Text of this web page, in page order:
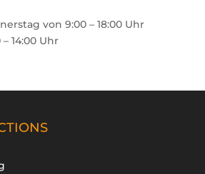
von 9:00 – 18:00 Uhr
14:00 Uhr